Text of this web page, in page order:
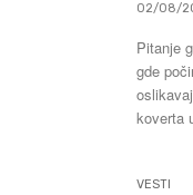
02/08/
Pitanje
gde
koverta
VESTI